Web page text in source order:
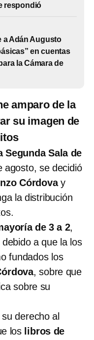
respondió
a Adán Augusto
en cuentas
la Cámara de
amparo de la
su imagen de
Segunda Sala de
agosto, se decidió
Córdovay
la distribución
de 3 a 2,
a que la los
fundados los
, sobre que
sobre su
derecho al
los libros de